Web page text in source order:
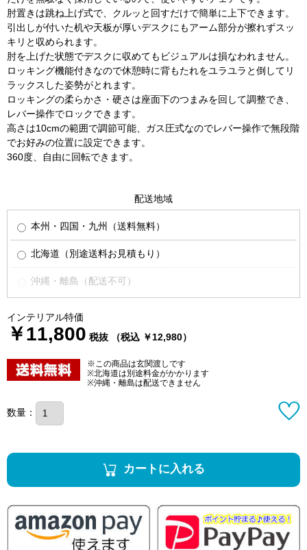
肘置きは跳ね上げ式で、クルッと回すだけで簡単に上下できます。
引出しが付いた机や天板が厚いデスクにもアーム部分が擦れずスッ
キリと収められます。
肘を上げた状態でデスクに収めてもビジュアルは損なわれません。
ロッキング機能付きなので休憩時に背もたれをユラユラと倒してリ
ラックスした姿勢がとれます。
ロッキングの柔らかさ・硬さは座面下のつまみを回して調整でき、
レバー操作でロックできます。
高さは10cmの範囲で調節可能、ガス圧式なのでレバー操作で無段階
でお好みの位置に設定できます。
360度、自由に回転できます。
配送地域
本州・四国・九州（送料無料）
北海道（別途送料お見積もり）
沖縄・離島（配送不可）
インテリアル特価
￥11,800 税抜 （税込 ￥12,980）
※この商品は玄関渡しです
※北海道は別途料金がかかります
※沖縄・離島は配送できません
数量：
カートに入れる